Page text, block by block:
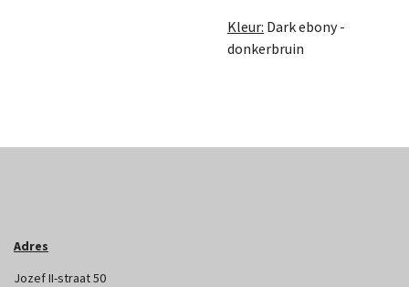
Kleur: Dark ebony -
donkerbruin
Adres
Jozef II-straat 50